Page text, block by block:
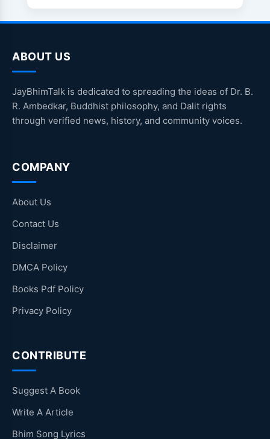
ABOUT US
JayBhimTalk is dedicated to spreading the ideas of Dr. B.
R. Ambedkar, Buddhist philosophy, and Dalit rights
through verified news, history, and community voices.
COMPANY
About Us
Contact Us
Disclaimer
DMCA Policy
Books Pdf Policy
Privacy Policy
CONTRIBUTE
Suggest A Book
Write A Article
Bhim Song Lyrics